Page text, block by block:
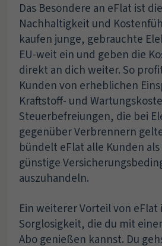
Das Besondere an eFlat ist
Nachhaltigkeit und
kaufen junge, gebrauchte
EU-weit ein und geben die
direkt an dich weiter. So
Kunden von erheblichen
Kraftstoff- und
Steuerbefreiungen, die bei
gegenüber Verbrennern
bündelt eFlat alle Kunden
günstige
auszuhandeln.
Ein weiterer Vorteil von eFlat
Sorglosigkeit, die du mit
Abo genießen kannst. Du